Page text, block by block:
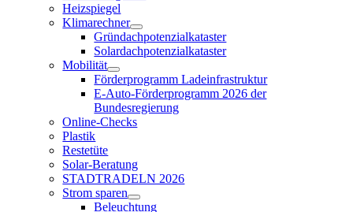
Heizspiegel
Klimarechner
Gründachpotenzialkataster
Solardachpotenzialkataster
Mobilität
Förderprogramm Ladeinfrastruktur
E-Auto-Förderprogramm 2026 der
Bundesregierung
Online-Checks
Plastik
Restetüte
Solar-Beratung
STADTRADELN 2026
Strom sparen
Beleuchtung